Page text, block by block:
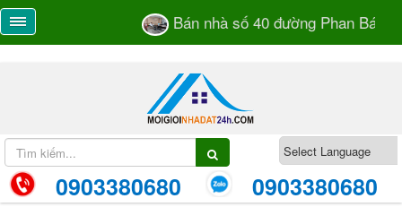
Bán nhà số 40 đường Phan Bá
0903380680 0903380680